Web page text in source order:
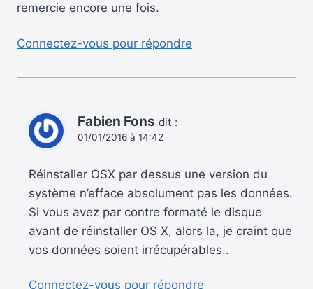
remercie encore une fois.
Connectez-vous pour répondre
Fabien Fons dit :
01/01/2016 à 14:42
Réinstaller OSX par dessus une version du
système n’efface absolument pas les données.
Si vous avez par contre formaté le disque
avant de réinstaller OS X, alors la, je craint que
vos données soient irrécupérables..
Connectez-vous pour répondre